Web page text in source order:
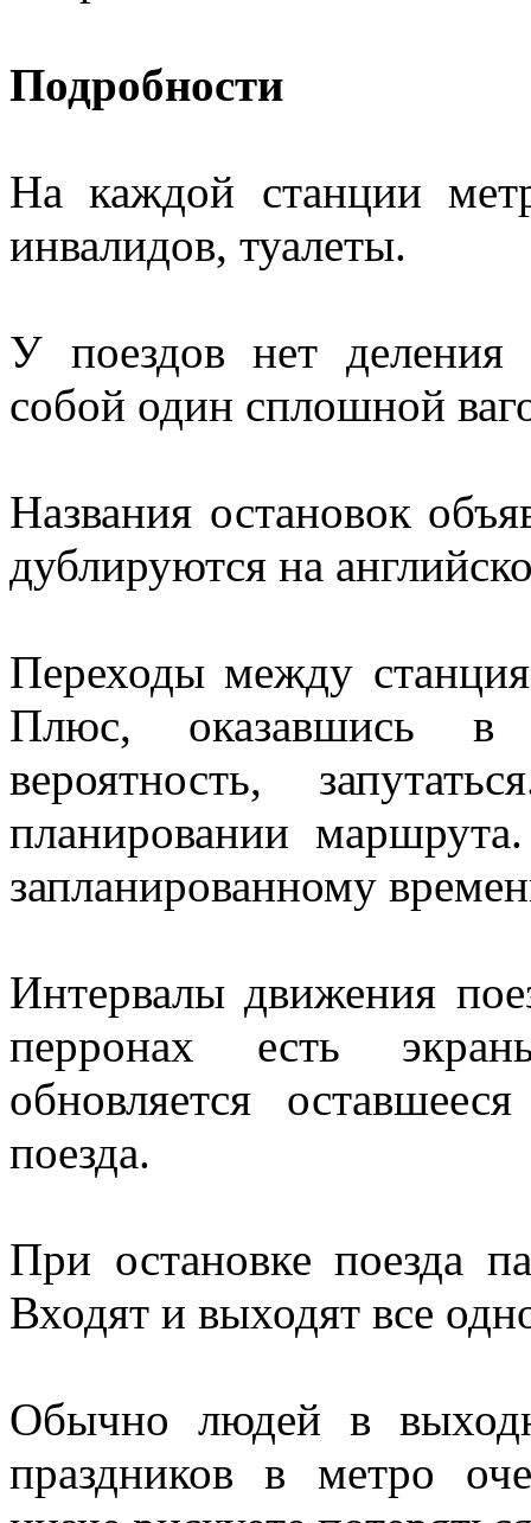
Подробности
На каждой станции
инвалидов, туалеты.
У поездов нет деления
собой один сплошной
Названия остановок
дублируются на
Переходы между
Плюс, оказавшись в
вероятность,
планировании
запланированному
Интервалы движения
перронах есть
обновляется
поезда.
При остановке поезда
Входят и выходят все
Обычно людей в
праздников в метро